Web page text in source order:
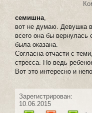
семишна,
вот не думаю. Девушка
всего она бы
была оказана.
Согласна отчасти с
стресса. Но ведь
Вот это интересно и
Зарегистрирован:
10.06.2015